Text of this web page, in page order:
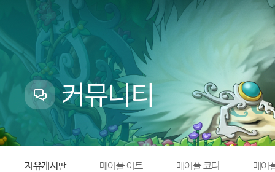
업데이트
이벤트
캐시샵 공지
메이플 알림판
with maple
추가정보
컨텐
커뮤니티
자유게시판 메이플 아트 메이플 코디 메이